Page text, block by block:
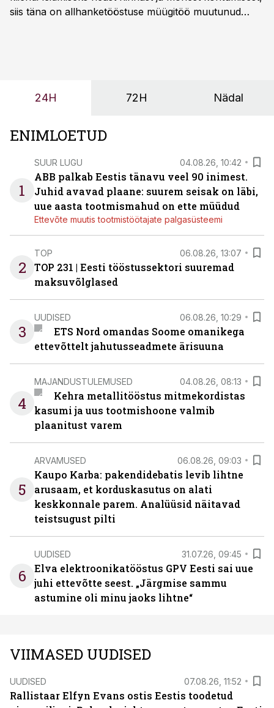
siis täna on allhanketööstuse müügitöö muutunud
24H 72H Nädal
ENIMLOETUD
1
SUUR LUGU 04.08.26, 10:42
ABB palkab Eestis tänavu veel 90 inimest.
Juhid avavad plaane: suurem seisak on läbi,
uue aasta tootmismahud on ette müüdud
Ettevõte muutis tootmistöötajate palgasüsteemi
2
TOP 06.08.26, 13:07
TOP 231 | Eesti tööstussektori suuremad
maksuvõlglased
3
UUDISED 06.08.26, 10:29
ETS Nord omandas Soome omanikega
ettevõttelt jahutusseadmete ärisuuna
4
MAJANDUSTULEMUSED 04.08.26, 08:13
Kehra metallitööstus mitmekordistas
kasumi ja uus tootmishoone valmib
plaanitust varem
5
ARVAMUSED 06.08.26, 09:03
Kaupo Karba: pakendidebatis levib lihtne
arusaam, et korduskasutus on alati
keskkonnale parem. Analüüsid näitavad
teistsugust pilti
6
UUDISED 31.07.26, 09:45
Elva elektroonikatööstus GPV Eesti sai uue
juhi ettevõtte seest. „Järgmise sammu
astumine oli minu jaoks lihtne“
VIIMASED UUDISED
UUDISED 07.08.26, 11:52
Rallistaar Elfyn Evans ostis Eestis toodetud